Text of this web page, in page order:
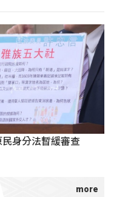
身分法暫緩審查